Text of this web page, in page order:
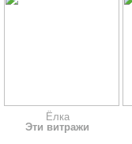
Ёлка
Эти витражи